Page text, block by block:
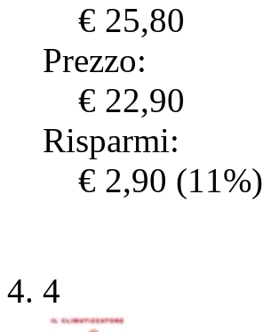
€ 25,80
Prezzo:
€ 22,90
Risparmi:
€ 2,90 (11%)
4